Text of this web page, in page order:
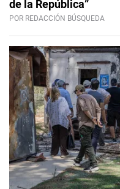
de la República”
POR REDACCIÓN BÚSQUEDA